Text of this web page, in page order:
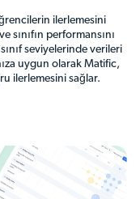
ilerlemesini
performansını
seviyelerinde verileri
uygun olarak Matific,
ilerlemesini sağlar.